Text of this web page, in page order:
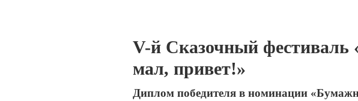
V-й Сказочный фестиваль
мал, привет!»
Диплом победителя в номинации